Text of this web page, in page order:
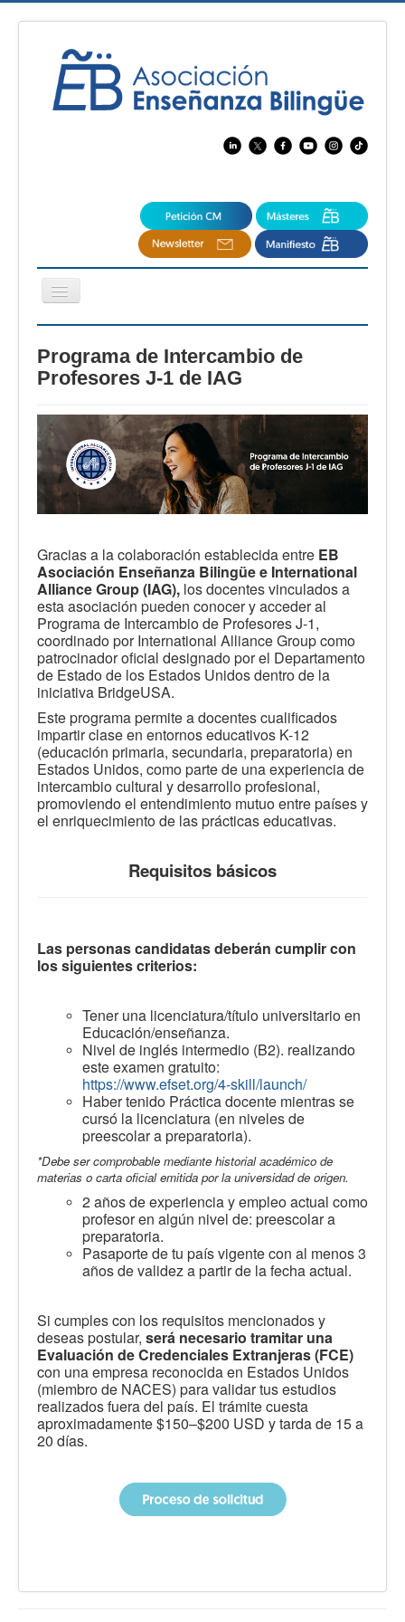
Cambiar
navegación
CertAcleB
Calidad
Artículos
Recursos
Observatorio EB
CIEB
Contacto
Programa de Intercambio de
Profesores J-1 de IAG
Gracias a la colaboración establecida entre EB
Asociación Enseñanza Bilingüe e International
Alliance Group (IAG), los docentes vinculados a
esta asociación pueden conocer y acceder al
Programa de Intercambio de Profesores J-1,
coordinado por International Alliance Group como
patrocinador oficial designado por el Departamento
de Estado de los Estados Unidos dentro de la
iniciativa BridgeUSA.
Este programa permite a docentes cualificados
impartir clase en entornos educativos K-12
(educación primaria, secundaria, preparatoria) en
Estados Unidos, como parte de una experiencia de
intercambio cultural y desarrollo profesional,
promoviendo el entendimiento mutuo entre países y
el enriquecimiento de las prácticas educativas.
Requisitos básicos
Las personas candidatas deberán cumplir con
los siguientes criterios:
Tener una licenciatura/título universitario en
Educación/enseñanza.
Nivel de inglés intermedio (B2). realizando
este examen gratuito:
https://www.efset.org/4-skill/launch/
Haber tenido Práctica docente mientras se
cursó la licenciatura (en niveles de
preescolar a preparatoria).
*Debe ser comprobable mediante historial académico de
materias o carta oficial emitida por la universidad de origen.
2 años de experiencia y empleo actual como
profesor en algún nivel de: preescolar a
preparatoria.
Pasaporte de tu país vigente con al menos 3
años de validez a partir de la fecha actual.
Si cumples con los requisitos mencionados y
deseas postular, será necesario tramitar una
Evaluación de Credenciales Extranjeras (FCE)
con una empresa reconocida en Estados Unidos
(miembro de NACES) para validar tus estudios
realizados fuera del país. El trámite cuesta
aproximadamente $150–$200 USD y tarda de 15 a
20 días.